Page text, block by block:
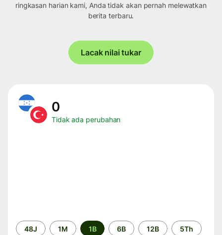
ringkasan harian kami, Anda tidak akan pernah melewatkan
berita terbaru.
Lacak nilai tukar
0
Tidak ada perubahan
Periode
48J 1M 1B 6B 12B 5Th